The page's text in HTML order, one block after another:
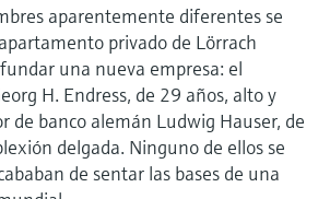
y documentación
raíz del producto,
por barrera de
with pressure
transmisión de
los procesos
decisiones más
aparentemente diferentes se
privado de Lörrach
una nueva empresa: el
H. Endress, de 29 años, alto y
de banco alemán Ludwig Hauser, de
delgada. Ninguno de ellos se
de sentar las bases de una